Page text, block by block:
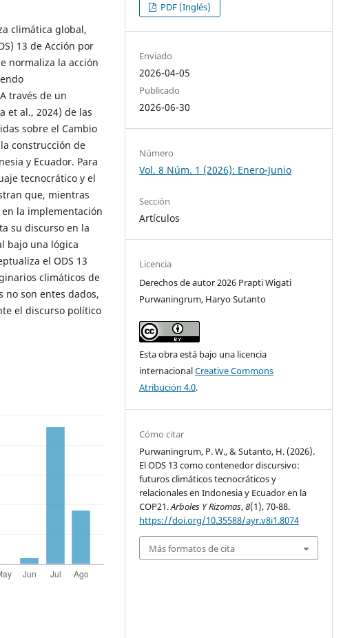
climática global,
13 de Acción por
normaliza la acción
través de un
et al., 2024) de las
sobre el Cambio
construcción de
y Ecuador. Para
tecnocrático y el
que, mientras
la implementación
su discurso en la
bajo una lógica
el ODS 13
climáticos de
no son entes dados,
el discurso político
PDF (Inglés)
Enviado
2026-04-05
Publicado
2026-06-30
Número
Vol. 8 Núm. 1 (2026): Enero-Junio
Sección
Artículos
Licencia
Derechos de autor 2026 Prapti Wigati
Purwaningrum, Haryo Sutanto
Esta obra está bajo una licencia
internacionalCreative Commons
Atribución 4.0.
Cómo citar
Purwaningrum, P. W., & Sutanto, H. (2026).
El ODS 13 como contenedor discursivo:
futuros climáticos tecnocráticos y
relacionales en Indonesia y Ecuador en la
COP21.Arboles Y Rizomas,8(1), 70-88.
https://doi.org/10.35588/ayr.v8i1.8074
Más formatos de cita